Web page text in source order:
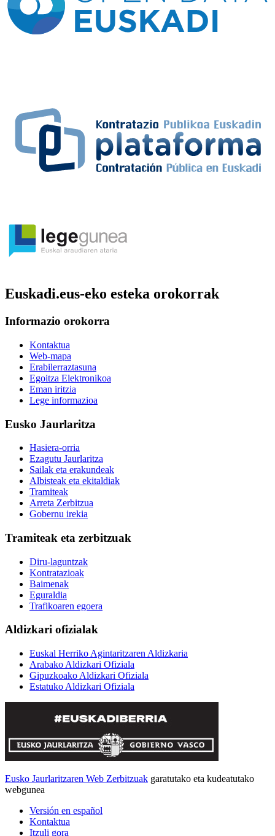
Euskadi.eus-eko esteka orokorrak
Informazio orokorra
Kontaktua
Web-mapa
Erabilerraztasuna
Egoitza Elektronikoa
Eman iritzia
Lege informazioa
Eusko Jaurlaritza
Hasiera-orria
Ezagutu Jaurlaritza
Sailak eta erakundeak
Albisteak eta ekitaldiak
Tramiteak
Arreta Zerbitzua
Gobernu irekia
Tramiteak eta zerbitzuak
Diru-laguntzak
Kontratazioak
Baimenak
Eguraldia
Trafikoaren egoera
Aldizkari ofizialak
Euskal Herriko Agintaritzaren Aldizkaria
Arabako Aldizkari Ofiziala
Gipuzkoako Aldizkari Ofiziala
Estatuko Aldizkari Ofiziala
Eusko Jaurlaritzaren Web Zerbitzuak garatutako eta kudeatutako
webgunea
Versión en español
Kontaktua
Itzuli gora